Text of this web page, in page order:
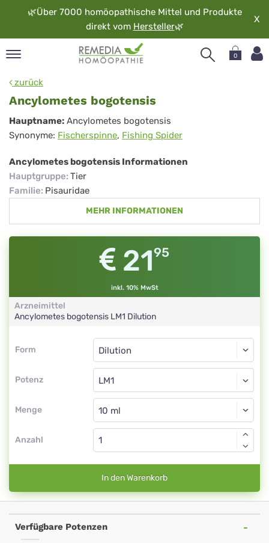
🌿Über 7000 homöopathische Mittel und Produkte
direkt vom Hersteller🌿
X
0
zurück
Ancylometes bogotensis
Ancylometes
bogotensis
Hauptname: Ancylometes bogotensis
Synonyme: Fischerspinne, Fishing Spider
Ancylometes bogotensis Informationen
Hauptgruppe: Tier
Familie: Pisauridae
MEHR INFORMATIONEN
2195
inkl. 10% MwSt
Arzneimittel
Ancylometes bogotensis LM1 Dilution
Form
Form
Potenz
Dilution
LM1
Menge
Dilution
Anzahl
In den Warenkorb
Verfügbare Potenzen